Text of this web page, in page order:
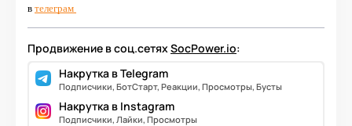
в телеграм
Продвижение в соц.сетяхSocPower.io:
Накрутка в Telegram
Подписчики, БотСтарт, Реакции, Просмотры, Бусты
Накрутка в Instagram
Подписчики, Лайки, Просмотры